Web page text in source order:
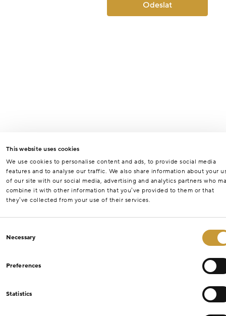
This website uses cookies
We use cookies to personalise content and ads, to provide social media
features and to analyse our traffic. We also share information about your
of our site with our social media, advertising and analytics partners who
combine it with other information that you’ve provided to them or that
they’ve collected from your use of their services.
Selection
Necessary
Preferences
Statistics
Odeslat